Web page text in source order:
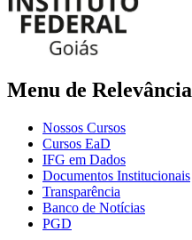
Menu de Relevância
Nossos Cursos
Cursos EaD
IFG em Dados
Documentos Institucionais
Transparência
Banco de Notícias
PGD